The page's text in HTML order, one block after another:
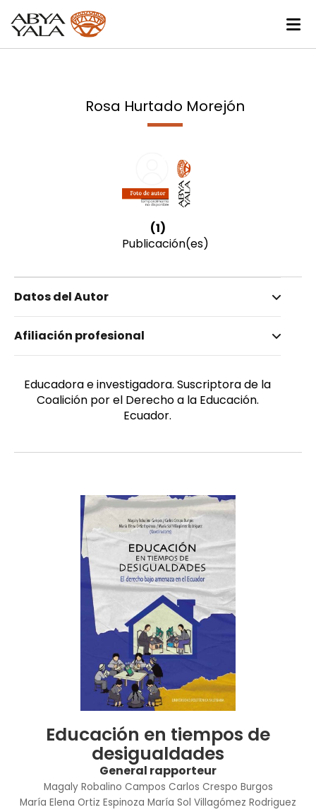
Rosa Hurtado Morejón
(1)
Publicación(es)
Datos del Autor
Hurtado Morejón, Rosa
Femenino
Afiliación profesional
Educadora e investigadora. Suscriptora de la
Coalición por el Derecho a la Educación.
Ecuador.
Educación en tiempos de
desigualdades
General rapporteur
Magaly Robalino Campos Carlos Crespo Burgos
María Elena Ortiz Espinoza María Sol Villagómez Rodriguez